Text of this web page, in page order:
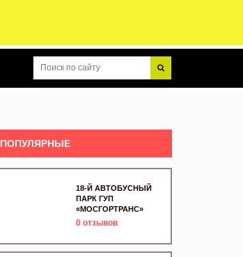
ПОПУЛЯРНЫЕ
18-Й АВТОБУСНЫЙ
ПАРК ГУП
«МОСГОРТРАНС»
0 отзывов